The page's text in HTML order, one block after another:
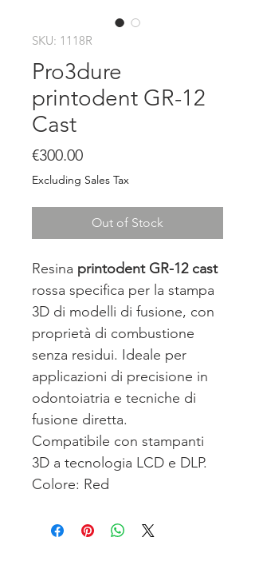
SKU: 1118R
Pro3dure
printodent GR-12
Cast
€300.00Price
Excluding Sales Tax
Out of Stock
Resina printodent GR-12 cast
rossa specifica per la stampa
3D di modelli di fusione, con
proprietà di combustione
senza residui. Ideale per
applicazioni di precisione in
odontoiatria e tecniche di
fusione diretta.
Compatibile con stampanti
3D a tecnologia LCD e DLP.
Colore: Red